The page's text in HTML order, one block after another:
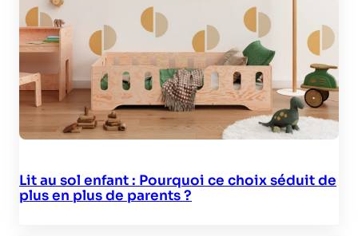
Lit au sol enfant : Pourquoi ce choix séduit de
plus en plus de parents ?